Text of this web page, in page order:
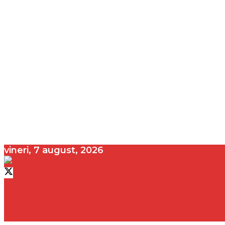
vineri, 7 august, 2026